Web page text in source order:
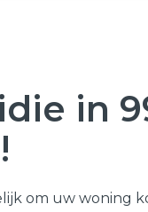
in
om uw woning